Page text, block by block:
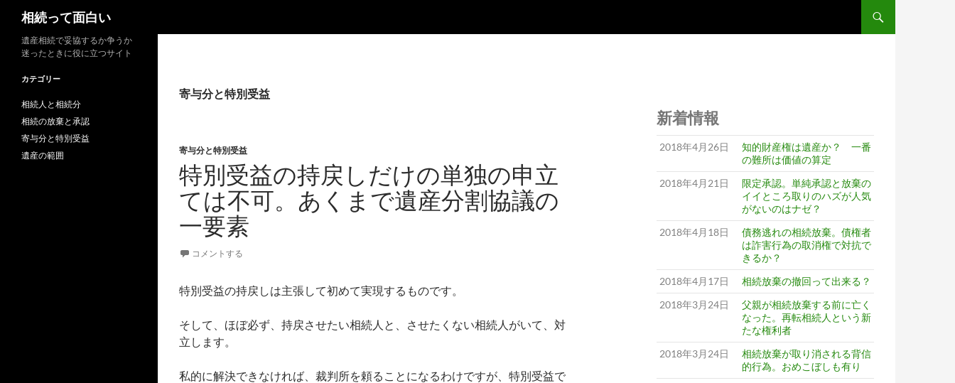
相続って面白い
寄与分と特別受益
寄与分と特別受益
特別受益の持戻しだけの単独の申立
ては不可。あくまで遺産分割協議の
一要素
コメントする
特別受益の持戻しは主張して初めて実現するものです。
そして、ほぼ必ず、持戻させたい相続人と、させたくない相続人がいて、対
立します。
私的に解決できなければ、裁判所を頼ることになるわけですが、特別受益で
新着情報
2018年4月26日
知的財産権は遺産か？ 一番
の難所は価値の算定
2018年4月21日
限定承認。単純承認と放棄の
イイところ取りのハズが人気
がないのはナゼ？
2018年4月18日
債務逃れの相続放棄。債権者
は詐害行為の取消権で対抗で
きるか？
2018年4月17日
相続放棄の撤回って出来る？
2018年3月24日
父親が相続放棄する前に亡く
なった。再転相続人という新
たな権利者
2018年3月24日
相続放棄が取り消される背信
的行為。おめこぼしも有り
遺産相続で妥協するか争うか
迷ったときに役に立つサイト
カテゴリー
相続人と相続分
相続の放棄と承認
寄与分と特別受益
遺産の範囲